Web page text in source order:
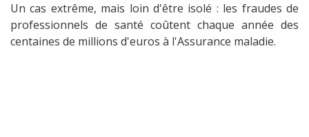
Un cas extrême, mais loin d'être isolé : les fraudes de
professionnels de santé coûtent chaque année des
centaines de millions d'euros à l'Assurance maladie.